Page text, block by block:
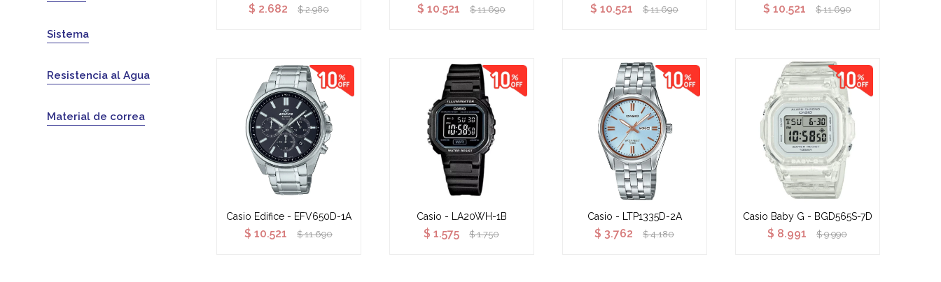
$ 2.682 $ 2.980 $ 10.521 $ 11.690 $ 10.521 $ 11.690 $ 10.521 $ 11.690
Casio Edifice - EFV650D-1A
$ 10.521 $ 11.690
Casio - LA20WH-1B
$ 1.575 $ 1.750
Casio - LTP1335D-2A
$ 3.762 $ 4.180
Casio Baby G - BGD565S-7D
$ 8.991 $ 9.990
Sistema
Resistencia al Agua
Material de correa